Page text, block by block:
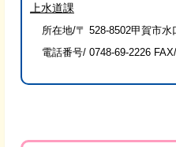
上水道課
所在地/〒 528-8502甲賀市水
電話番号/ 0748-69-2226